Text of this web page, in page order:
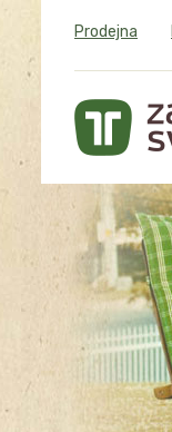
Prodejna